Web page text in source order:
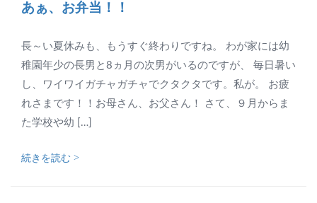
あぁ、お弁当！！
長～い夏休みも、もうすぐ終わりですね。 わが家には幼
稚園年少の長男と8ヵ月の次男がいるのですが、 毎日暑い
し、ワイワイガチャガチャでクタクタです。私が。 お疲
れさまです！！お母さん、お父さん！ さて、９月からま
た学校や幼 […]
続きを読む >